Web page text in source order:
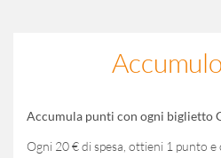
Accumula punti con ogni biglietto
Ogni 20 € di spesa, ottieni 1 punto